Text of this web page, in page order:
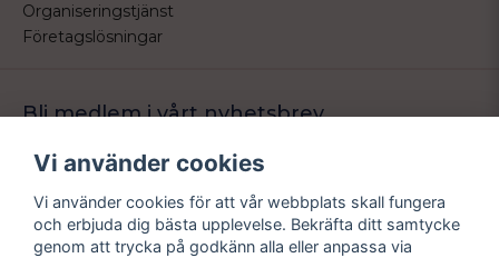
Organiseringstjänst
Företagslösningar
Bli medlem i vårt nyhetsbrev
email
Mejladress Skicka
erbjudande.
Vi använder cookies
Vi använder cookies för att vår webbplats skall fungera
och erbjuda dig bästa upplevelse. Bekräfta ditt samtycke
genom att trycka på godkänn alla eller anpassa via